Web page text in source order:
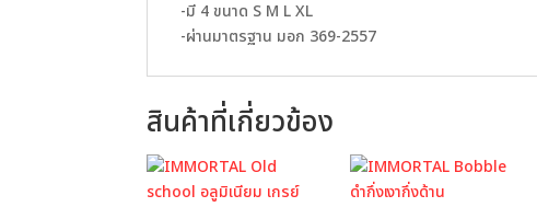
-มี 4 ขนาด S M L XL
-ผ่านมาตรฐาน มอก 369-2557
สินค้าที่เกี่ยวข้อง